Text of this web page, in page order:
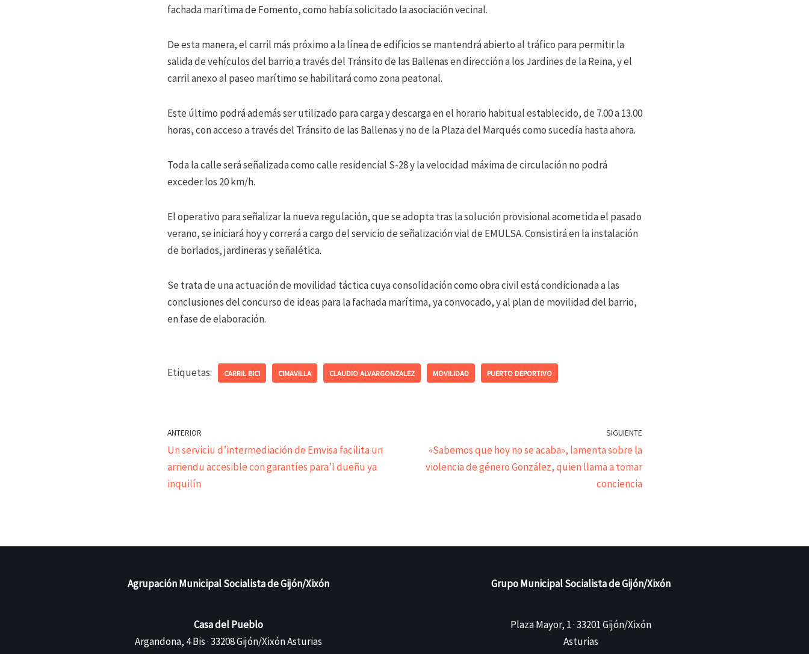
fachada marítima de Fomento, como había solicitado la asociación vecinal.
De esta manera, el carril más próximo a la línea de edificios se mantendrá abierto al tráfico para permitir la
salida de vehículos del barrio a través del Tránsito de las Ballenas en dirección a los Jardines de la Reina, y el
carril anexo al paseo marítimo se habilitará como zona peatonal.
Este último podrá además ser utilizado para carga y descarga en el horario habitual establecido, de 7.00 a 13.00
horas, con acceso a través del Tránsito de las Ballenas y no de la Plaza del Marqués como sucedía hasta ahora.
Toda la calle será señalizada como calle residencial S-28 y la velocidad máxima de circulación no podrá
exceder los 20 km/h.
El operativo para señalizar la nueva regulación, que se adopta tras la solución provisional acometida el pasado
verano, se iniciará hoy y correrá a cargo del servicio de señalización vial de EMULSA. Consistirá en la instalación
de borlados, jardineras y señalética.
Se trata de una actuación de movilidad táctica cuya consolidación como obra civil está condicionada a las
conclusiones del concurso de ideas para la fachada marítima, ya convocado, y al plan de movilidad del barrio,
en fase de elaboración.
Etiquetas: CARRIL BICI CIMAVILLA CLAUDIO ALVARGONZALEZ MOVILIDAD PUERTO DEPORTIVO
ANTERIOR
Un serviciu d’intermediación de Emvisa facilita un
arriendu accesible con garantíes para’l dueñu ya
inquilín
SIGUIENTE
«Sabemos que hoy no se acaba», lamenta sobre la
violencia de género González, quien llama a tomar
conciencia
Agrupación Municipal Socialista de Gijón/Xixón
Casa del Pueblo
Argandona, 4 Bis · 33208 Gijón/Xixón Asturias
Grupo Municipal Socialista de Gijón/Xixón
Plaza Mayor, 1 · 33201 Gijón/Xixón
Asturias